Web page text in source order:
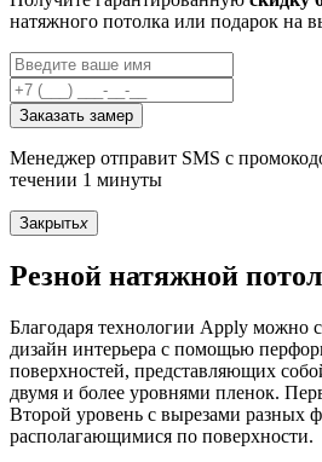
натяжного потолка или подарок на
Заказать замер
Менеджер отправит SMS с
течении 1 минуты
Закрытьx
Резной натяжной
Благодаря технологии Apply можно
дизайн интерьера с помощью
поверхностей, представляющих
двумя и более уровнями пленок.
Второй уровень с вырезами разных
располагающимися по поверхности.